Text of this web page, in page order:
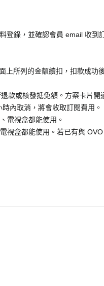
登錄，並確認會員 email 收到
所列的金額續扣，扣款成功
款或核發抵免額。方案卡片開
內取消，將會收取訂閱費用。
電視盒都能使用。
視盒都能使用。若已有與